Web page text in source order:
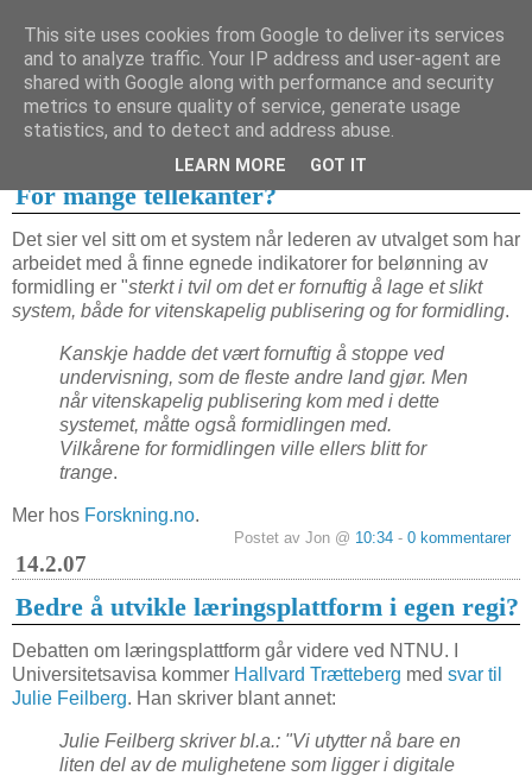
1. februar 2007
For mange tellekanter?
Det sier vel sitt om et system når lederen av utvalget som har
arbeidet med å finne egnede indikatorer for belønning av
formidling er "sterkt i tvil om det er fornuftig å lage et slikt
system, både for vitenskapelig publisering og for formidling.
Kanskje hadde det vært fornuftig å stoppe ved
undervisning, som de fleste andre land gjør. Men
når vitenskapelig publisering kom med i dette
systemet, måtte også formidlingen med.
Vilkårene for formidlingen ville ellers blitt for
trange.
Mer hos Forskning.no.
Postet av Jon @ 10:34 - 0 kommentarer
14.2.07
Bedre å utvikle læringsplattform i egen regi?
Debatten om læringsplattform går videre ved NTNU. I
Universitetsavisa kommer Hallvard Trætteberg med svar til
Julie Feilberg. Han skriver blant annet:
Julie Feilberg skriver bl.a.: "Vi utytter nå bare en
liten del av de mulighetene som ligger i digitale
This site uses cookies from Google to deliver its services
and to analyze traffic. Your IP address and user-agent are
shared with Google along with performance and security
metrics to ensure quality of service, generate usage
statistics, and to detect and address abuse.
LEARN MORE GOT IT